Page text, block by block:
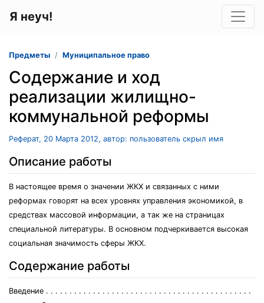
Я неуч!
Предметы Муниципальное право
Содержание и ход
реализации жилищно-
коммунальной реформы
Реферат, 20 Марта 2012, автор: пользователь скрыл имя
Описание работы
В настоящее время о значении ЖКХ и связанных с ними
реформах говорят на всех уровнях управления экономикой, в
средствах массовой информации, а так же на страницах
специальной литературы. В основном подчеркивается высокая
социальная значимость сферы ЖКХ.
Содержание работы
Введение . . . . . . . . . . . . . . . . . . . . . . . . . . . . . . . . . . . . . . . . . . . .